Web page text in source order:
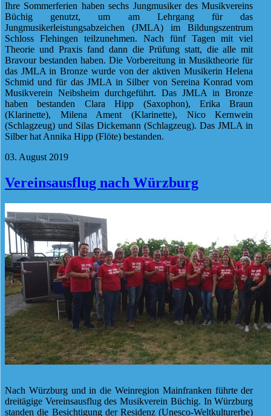
Ihre Sommerferien haben sechs Jungmusiker des Musikvereins
Büchig genutzt, um am Lehrgang für das
Jungmusikerleistungsabzeichen (JMLA) im Bildungszentrum
Schloss Flehingen teilzunehmen. Nach fünf Tagen mit viel
Theorie und Praxis fand dann die Prüfung statt, die alle mit
Bravour bestanden haben. Die Vorbereitung in Musiktheorie für
das JMLA in Bronze wurde von der aktiven Musikerin Helena
Schmid und für das JMLA in Silber von Sereina Konrad vom
Musikverein Neibsheim durchgeführt. Das JMLA in Bronze
haben bestanden Clara Hipp (Saxophon), Erika Braun
(Klarinette), Milena Ament (Klarinette), Nico Kernwein
(Schlagzeug) und Silas Dickemann (Schlagzeug). Das JMLA in
Silber hat Annika Hipp (Flöte) bestanden.
03. August 2019
Vereinsausflug nach Würzburg
Nach Würzburg und in die Weinregion Mainfranken führte der
dreitägige Vereinsausflug des Musikverein Büchig. In Würzburg
standen die Besichtigung der Residenz (Unesco-Weltkulturerbe)